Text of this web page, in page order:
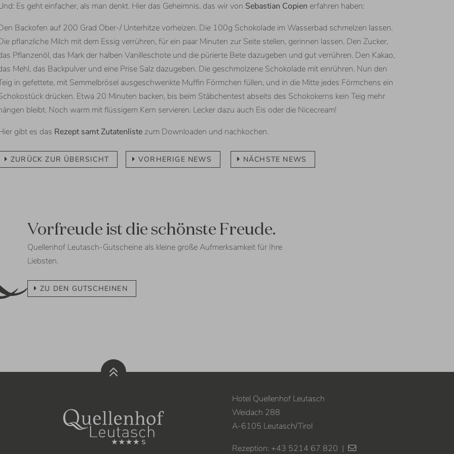
Es geht einfacher, als man denkt. Hier das Geheimnis, das wir von Sebastian Copien erfahren haben:
Backofen auf 200 Grad Ober-/ Unterhitze vorheizen. Die 100g Schokolade im Wasserbad schmelzen lassen.
pflanzliche Milch mit dem Essig verrühren, für ein paar Minuten zur Seite stellen, gerinnen lassen. Den Zucker,
Pflanzenöl, das Mark der halben Vanilleschote und die pürierte Bete dazugeben und gut verrühren. Den Kakao,
Mehl, das Backpulver und eine Prise Salz dazugeben. Die geschmolzene Schokolade mit einrühren. Nun den
in gefettete, mit Semmelbrösel ausgeschwenkte Muffin Förmchen füllen, und in die Mitte jedes Förmchens ein
drücken. Etwa 20 Minuten backen, bis beim Stäbchentest abseits des Schokokerns kein Teig mehr
bleibt. Noch warm mit flüssigem Kern servieren. Lecker dazu auch Eis oder die Nicecream!
gibt es das Rezept samt Zutatenliste zum Downloaden und nachkochen.
ZURÜCK ZUR ÜBERSICHT VORHERIGE NEWS NÄCHSTE NEWS
Vorfreude ist die schönste Freude.
Quellenhof Leutasch-Gutscheine als kleine große Aufmerksamkeit für Ihre
Liebsten.
ZU DEN GUTSCHEINEN
Hotel Quellenhof Leutasch
Weidach 288
A-6105 Leutasch/Tirol
Rezeption: +43 5214 67 820 |